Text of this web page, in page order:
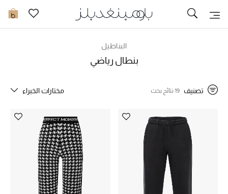
0 تخفيضات
مزيد من التخفيضات
البناطيل
بنطال رياضي
تصنيف 19 نتائج بحث مختارات الخبراء